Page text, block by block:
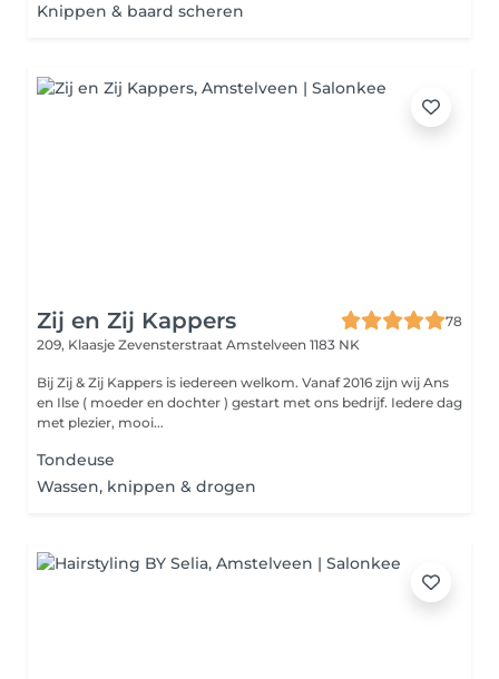
Knippen & baard scheren
Zij en Zij Kappers
78
209, Klaasje Zevensterstraat Amstelveen 1183 NK
Bij Zij & Zij Kappers is iedereen welkom. Vanaf 2016 zijn wij Ans
en Ilse ( moeder en dochter ) gestart met ons bedrijf. Iedere dag
met plezier, mooi...
Tondeuse
Wassen, knippen & drogen